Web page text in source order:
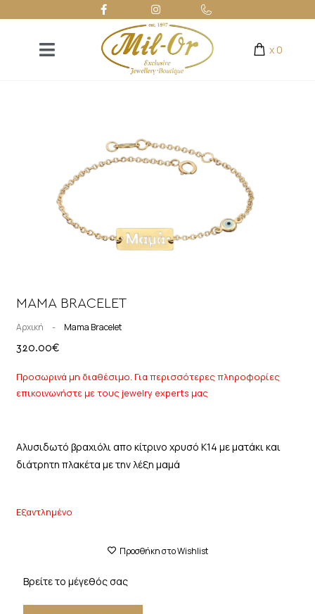
x 0
MAMA BRACELET
Αρχική - Mama Bracelet
320.00€
Προσωρινά μη διαθέσιμο. Για περισσότερες πληροφορίες
επικοινωνήστε με τους jewelry experts μας
Αλυσιδωτό βραχιόλι απο κίτρινο χρυσό Κ14 με ματάκι και
διάτρητη πλακέτα με την λέξη μαμά
Εξαντλημένο
Προσθήκη στο Wishlist
Βρείτε το μέγεθός σας